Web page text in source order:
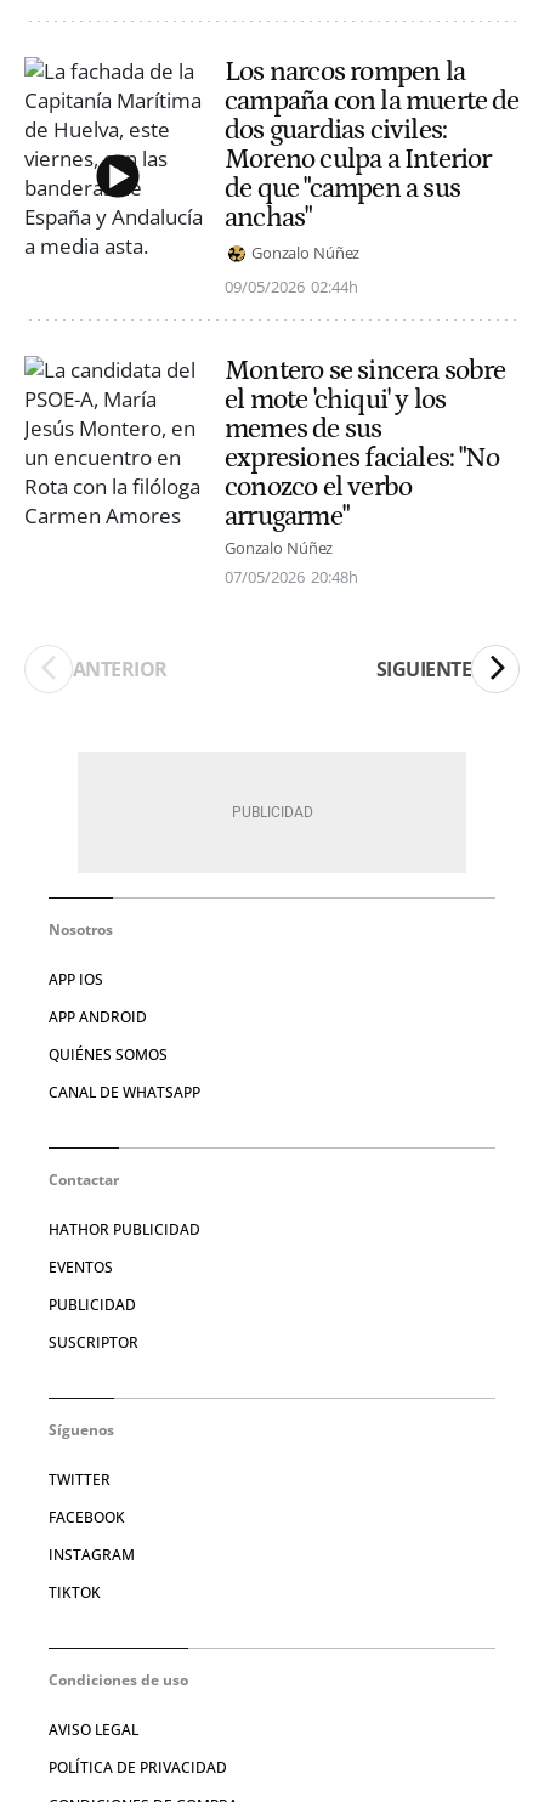
Los narcos rompen la
campaña con la muerte de
dos guardias civiles:
Moreno culpa a Interior
de que "campen a sus
anchas"
Gonzalo Núñez
09/05/2026 02:44h
Montero se sincera sobre
el mote 'chiqui' y los
memes de sus
expresiones faciales: "No
conozco el verbo
arrugarme"
Gonzalo Núñez
07/05/2026 20:48h
ANTERIOR SIGUIENTE
Nosotros
APP IOS
APP ANDROID
QUIÉNES SOMOS
CANAL DE WHATSAPP
Contactar
HATHOR PUBLICIDAD
EVENTOS
PUBLICIDAD
SUSCRIPTOR
Síguenos
TWITTER
FACEBOOK
INSTAGRAM
TIKTOK
Condiciones de uso
AVISO LEGAL
POLÍTICA DE PRIVACIDAD